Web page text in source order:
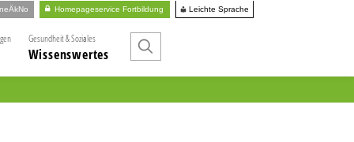
Homepageservice Fortbildung Leichte Sprache
Gesundheit & Soziales
Wissenswertes